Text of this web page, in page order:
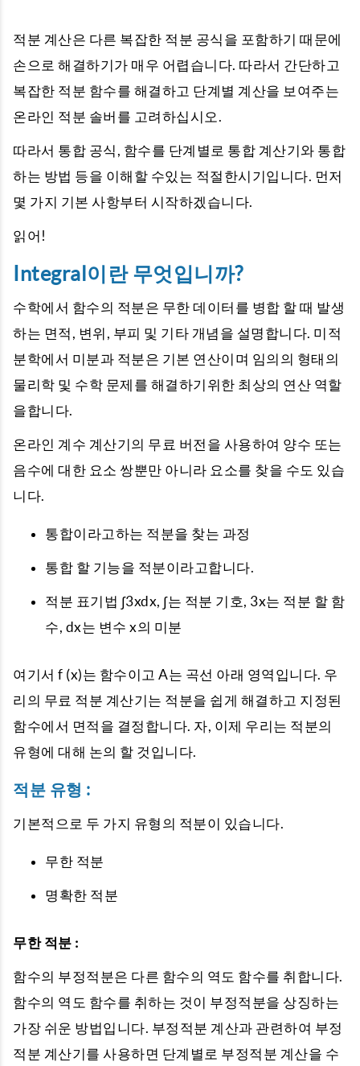
적분 계산은 다른 복잡한 적분 공식을 포함하기 때문에
손으로 해결하기가 매우 어렵습니다. 따라서 간단하고
복잡한 적분 함수를 해결하고 단계별 계산을 보여주는
온라인 적분 솔버를 고려하십시오.
따라서 통합 공식, 함수를 단계별로 통합 계산기와 통합
하는 방법 등을 이해할 수있는 적절한시기입니다. 먼저
몇 가지 기본 사항부터 시작하겠습니다.
읽어!
Integral이란 무엇입니까?
수학에서 함수의 적분은 무한 데이터를 병합 할 때 발생
하는 면적, 변위, 부피 및 기타 개념을 설명합니다. 미적
분학에서 미분과 적분은 기본 연산이며 임의의 형태의
물리학 및 수학 문제를 해결하기위한 최상의 연산 역할
을합니다.
온라인 계수 계산기의 무료 버전을 사용하여 양수 또는
음수에 대한 요소 쌍뿐만 아니라 요소를 찾을 수도 있습
니다.
통합이라고하는 적분을 찾는 과정
통합 할 기능을 적분이라고합니다.
적분 표기법 ∫3xdx, ∫는 적분 기호, 3x는 적분 할 함
수, dx는 변수 x의 미분
여기서 f (x)는 함수이고 A는 곡선 아래 영역입니다. 우
리의 무료 적분 계산기는 적분을 쉽게 해결하고 지정된
함수에서 면적을 결정합니다. 자, 이제 우리는 적분의
유형에 대해 논의 할 것입니다.
적분 유형 :
기본적으로 두 가지 유형의 적분이 있습니다.
무한 적분
명확한 적분
무한 적분 :
함수의 부정적분은 다른 함수의 역도 함수를 취합니다.
함수의 역도 함수를 취하는 것이 부정적분을 상징하는
가장 쉬운 방법입니다. 부정적분 계산과 관련하여 부정
적분 계산기를 사용하면 단계별로 부정적분 계산을 수